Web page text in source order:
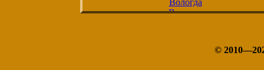
Вологда
Вытегра
©